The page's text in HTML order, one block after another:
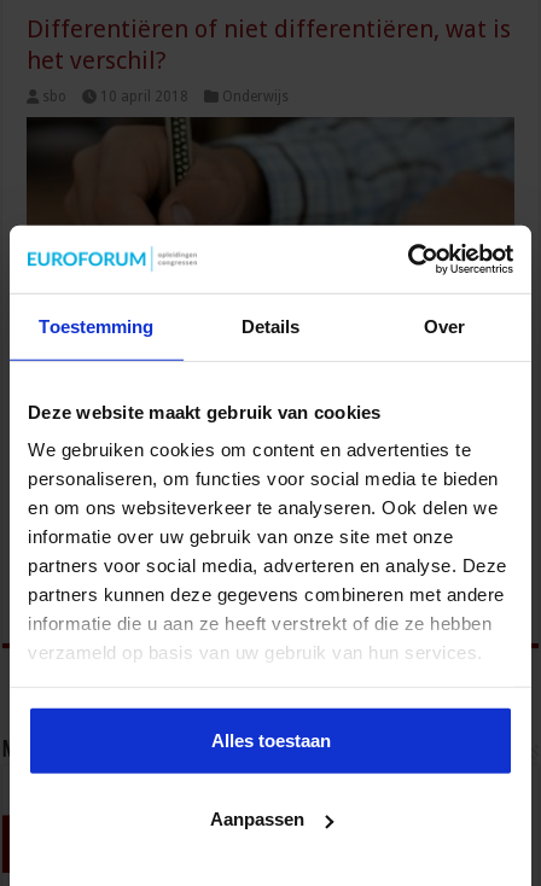
Toestemming Details Over
Deze website maakt gebruik van cookies
We gebruiken cookies om content en advertenties te
personaliseren, om functies voor social media te bieden
en om ons websiteverkeer te analyseren. Ook delen we
informatie over uw gebruik van onze site met onze
partners voor social media, adverteren en analyse. Deze
partners kunnen deze gegevens combineren met andere
informatie die u aan ze heeft verstrekt of die ze hebben
verzameld op basis van uw gebruik van hun services.
Alles toestaan
Aanpassen
Differentiëren of niet differentiëren, wat is
het verschil?
sbo 10 april 2018 Onderwijs
leerlingen/studenten in een klas heb je te maken met
verschillende achtergronden en mate van voorkennis. Door
gedifferentieerd onderwijs aan te bieden sluit het lesmateriaal
beter aan op deze individuele verschillen in de klas. Op het
congres Toetsen en Examineren in het HO sprak Katrien Struyven
(Vrije Universiteit Brussel) over …
Lees verder »
Nieuwsbrief